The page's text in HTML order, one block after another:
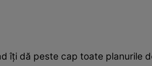
îţi dă peste cap toate planurile